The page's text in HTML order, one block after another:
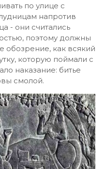
по улице с
напротив
- они считались
поэтому должны
обозрение, как всякий
которую поймали с
наказание: битье
смолой.